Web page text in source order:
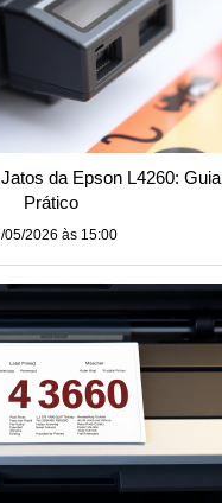
da Epson L4260: Guia
Prático
05/2026 às 15:00